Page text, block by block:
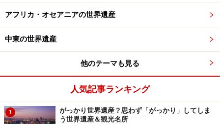
アフリカ・オセアニアの世界遺産
中東の世界遺産
他のテーマも見る
人気記事ランキング
1
がっかり世界遺産？思わず「がっかり」してしま
う世界遺産＆観光名所